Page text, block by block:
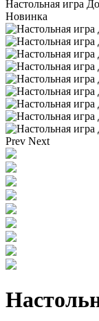
Настольная игра
Новинка
Prev Next